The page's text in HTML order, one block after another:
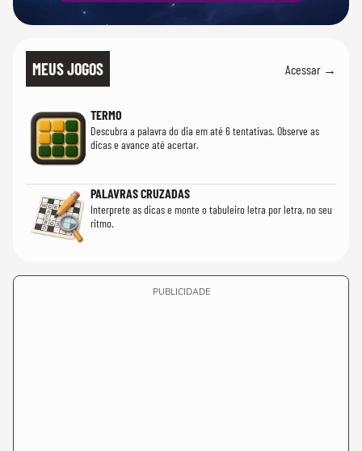
MEUS JOGOS Acessar →
TERMO
Descubra a palavra do dia em até 6 tentativas. Observe as
dicas e avance até acertar.
PALAVRAS CRUZADAS
Interprete as dicas e monte o tabuleiro letra por letra, no seu
ritmo.
PUBLICIDADE